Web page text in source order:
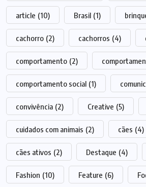
article (10) Brasil (1)
cachorro (2) cachorros (4)
comportamento (2)
comportamento social (1)
convivência (2) Creative (5)
cuidados com animais (2) cães (4)
cães ativos (2) Destaque (4)
Fashion (10) Feature (6)